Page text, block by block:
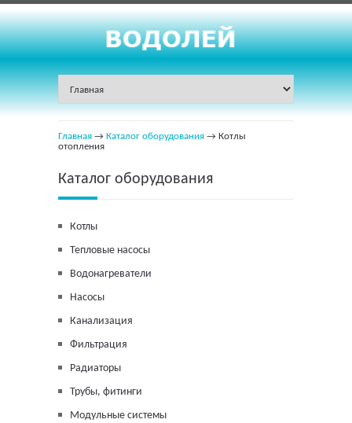
Главная → Каталог оборудования → Котлы
отопления
Каталог оборудования
Котлы
Тепловые насосы
Водонагреватели
Насосы
Канализация
Фильтрация
Радиаторы
Трубы, фитинги
Модульные системы